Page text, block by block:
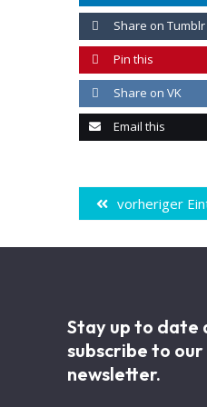
Share on Tumblr
Pin this
Share on VK
Email this
vorheriger
Stay up to date
subscribe to our
newsletter.